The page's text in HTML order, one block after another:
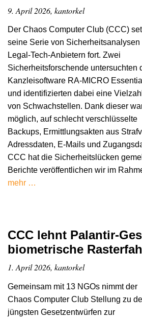
9. April 2026, kantorkel
Der Chaos Computer Club (CCC)
seine Serie von Sicherheitsanalysen
Legal-Tech-Anbietern fort. Zwei
Sicherheitsforschende untersuchten
Kanzleisoftware RA-MICRO
und identifizierten dabei eine Vielzahl
von Schwachstellen. Dank dieser
möglich, auf schlecht verschlüsselte
Backups, Ermittlungsakten aus
Adressdaten, E-Mails und
CCC hat die Sicherheitslücken
Berichte veröffentlichen wir im
mehr …
CCC lehnt Palantir-
biometrische
1. April 2026, kantorkel
Gemeinsam mit 13 NGOs nimmt der
Chaos Computer Club Stellung zu
jüngsten Gesetzentwürfen zur